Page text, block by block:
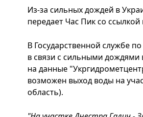
Из-за сильных дождей в
передает Час Пик со
В Государственной службе
в связи с сильными дождями
на данные
возможен выход воды на
область).